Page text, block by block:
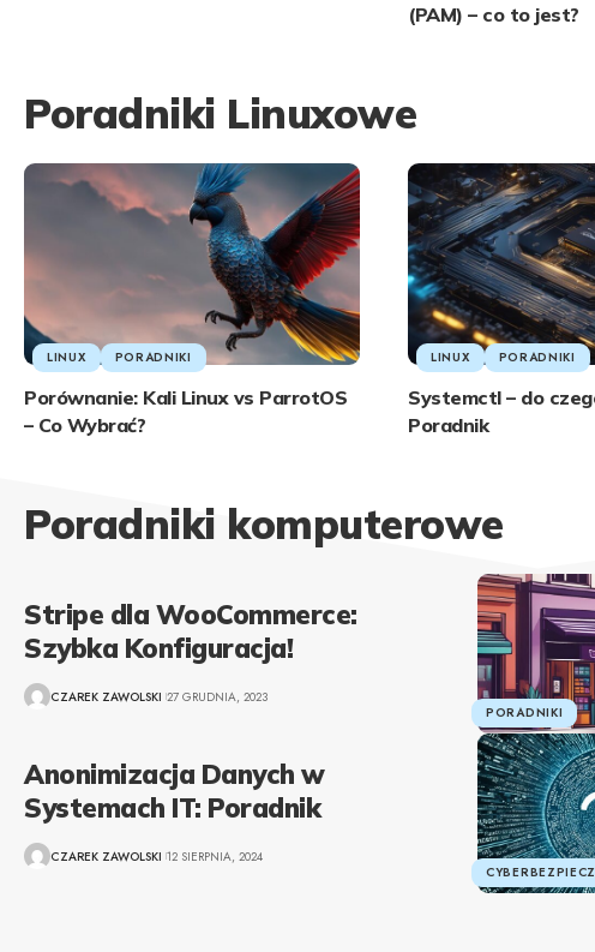
(PAM) – co to jest?
Poradniki Linuxowe
LINUX PORADNIKI
Porównanie: Kali Linux vs ParrotOS
– Co Wybrać?
LINUX PORADNIKI
Systemctl – do
Poradnik
Poradniki komputerowe
PORADNIKI
Stripe dla WooCommerce:
Szybka Konfiguracja!
CZAREK ZAWOLSKI 27 GRUDNIA, 2023
Anonimizacja Danych w
Systemach IT: Poradnik
CZAREK ZAWOLSKI 12 SIERPNIA, 2024